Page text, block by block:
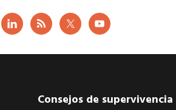
Consejos de supervivencia